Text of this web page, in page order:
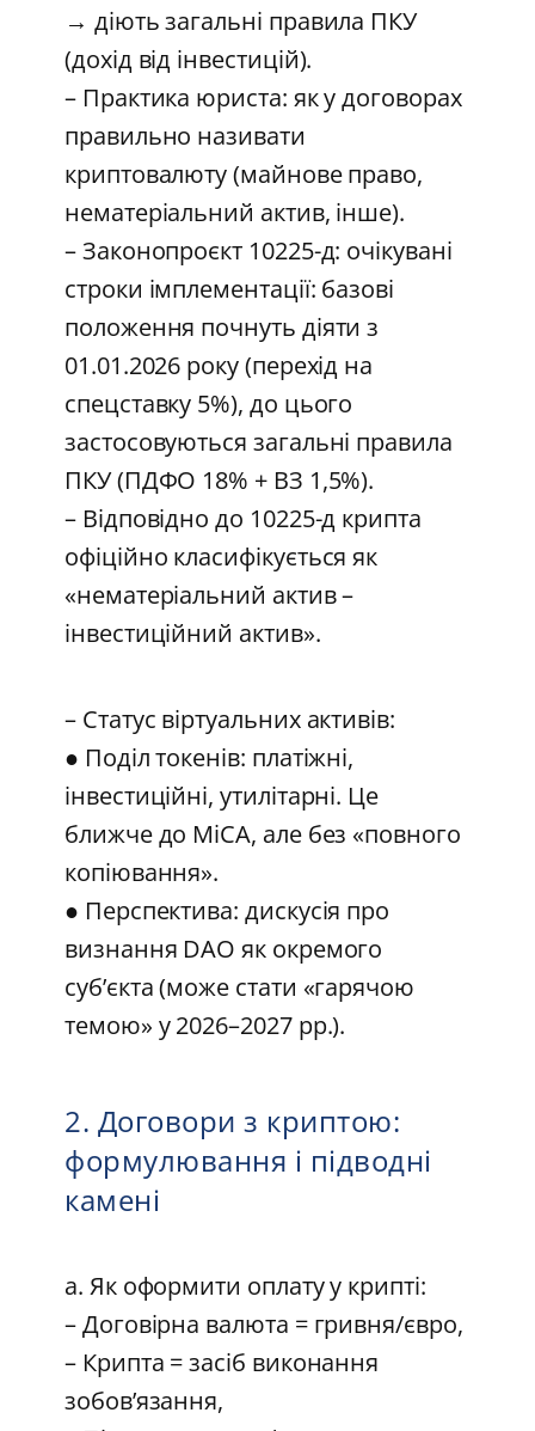
→ діють загальні правила ПКУ
(дохід від інвестицій).
– Практика юриста: як у договорах
правильно називати
криптовалюту (майнове право,
нематеріальний актив, інше).
– Законопроєкт 10225-д: очікувані
строки імплементації: базові
положення почнуть діяти з
01.01.2026 року (перехід на
спецставку 5%), до цього
застосовуються загальні правила
ПКУ (ПДФО 18% + ВЗ 1,5%).
– Відповідно до 10225-д крипта
офіційно класифікується як
«нематеріальний актив –
інвестиційний актив».
– Статус віртуальних активів:
● Поділ токенів: платіжні,
інвестиційні, утилітарні. Це
ближче до MiCA, але без «повного
копіювання».
● Перспектива: дискусія про
визнання DAO як окремого
суб’єкта (може стати «гарячою
темою» у 2026–2027 рр.).
2. Договори з криптою:
формулювання і підводні
камені
а. Як оформити оплату у крипті:
– Договірна валюта = гривня/євро,
– Крипта = засіб виконання
зобов’язання,